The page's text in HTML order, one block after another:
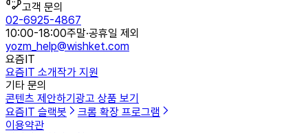
고객 문의
02-6925-4867
10:00-18:00주말·공휴일 제외
yozm_help@wishket.com
요즘IT
요즘IT 소개작가 지원
기타 문의
콘텐츠 제안하기 광고 상품 보기
요즘IT 슬랙봇
크롬 확장 프로그램
이용약관